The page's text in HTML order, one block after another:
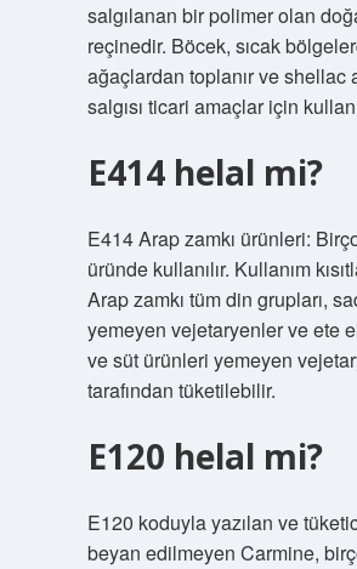
salgılanan bir polimer olan
reçinedir. Böcek, sıcak
ağaçlardan toplanır ve shellac
salgısı ticari amaçlar için
E414 helal mi?
E414 Arap zamkı ürünleri:
üründe kullanılır. Kullanım
Arap zamkı tüm din grupları,
yemeyen vejetaryenler ve ete
ve süt ürünleri yemeyen
tarafından tüketilebilir.
E120 helal mi?
E120 koduyla yazılan ve
beyan edilmeyen Carmine,